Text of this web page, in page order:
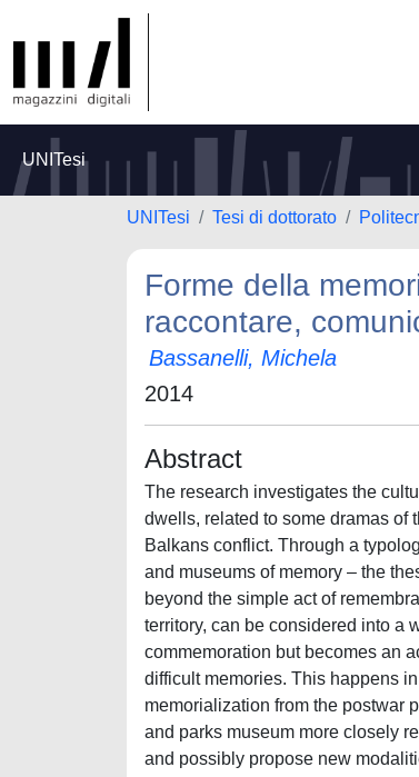
UNITesi
UNITesi Tesi di dottorato
Forme della
raccontare,
Bassanelli, Michela
2014
Abstract
The research investigates the
dwells, related to some dramas of
Balkans conflict. Through a
and museums of memory – the
beyond the simple act of
territory, can be considered into a
commemoration but becomes an
difficult memories. This happens
memorialization from the postwar
and parks museum more closely
and possibly propose new